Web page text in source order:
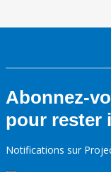
Abonnez-
pour rester
Notifications sur